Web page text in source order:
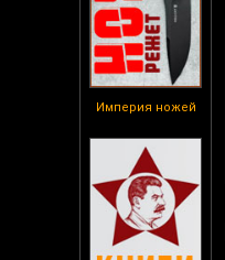
Империя ножей